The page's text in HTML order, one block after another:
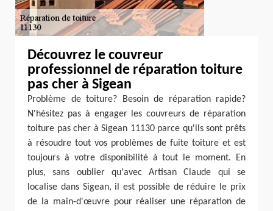
Découvrez le couvreur
professionnel de réparation toiture
pas cher à Sigean
Problème de toiture? Besoin de réparation rapide?
N'hésitez pas à engager les couvreurs de réparation
toiture pas cher à Sigean 11130 parce qu'ils sont prêts
à résoudre tout vos problèmes de fuite toiture et est
toujours à votre disponibilité à tout le moment. En
plus, sans oublier qu'avec Artisan Claude qui se
localise dans Sigean, il est possible de réduire le prix
de la main-d'œuvre pour réaliser une réparation de